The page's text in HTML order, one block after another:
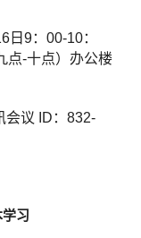
日9：00-10：
点-十点）办公楼
：832-
习